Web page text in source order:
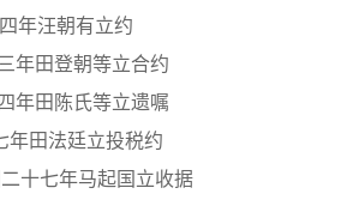
年汪朝有立约
年田登朝等立合约
年田陈氏等立遗嘱
年田法廷立投税约
十七年马起国立收据